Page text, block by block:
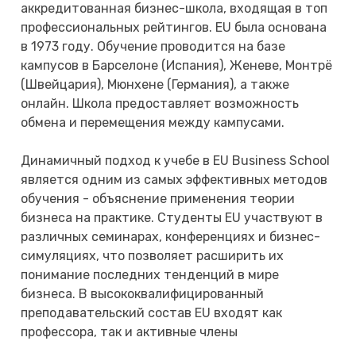
аккредитованная бизнес-школа, входящая в топ
профессиональных рейтингов. EU была основана
в 1973 году. Обучение проводится на базе
кампусов в Барселоне (Испания), Женеве, Монтрё
(Швейцария), Мюнхене (Германия), а также
онлайн. Школа предоставляет возможность
обмена и перемещения между кампусами.
Динамичный подход к учебе в EU Business School
является одним из самых эффективных методов
обучения - объяснение применения теории
бизнеса на практике. Студенты EU участвуют в
различных семинарах, конференциях и бизнес-
симуляциях, что позволяет расширить их
понимание последних тенденций в мире
бизнеса. В высококвалифицированный
преподавательский состав EU входят как
профессора, так и активные члены